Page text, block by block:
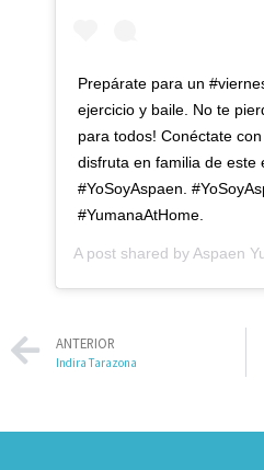
Prepárate para un
ejercicio y baile. No te
para todos! Conéctate
disfruta en familia de este
#YoSoyAspaen.
#YumanaAtHome.
A post shared by Aspaen
ANTERIOR
Indira Tarazona